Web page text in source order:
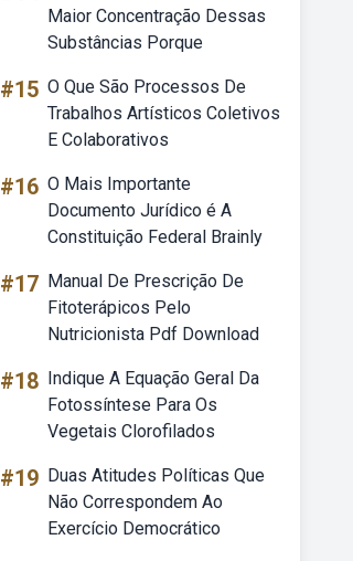
Maior Concentração Dessas
Substâncias Porque
#15 O Que São Processos De
Trabalhos Artísticos Coletivos
E Colaborativos
#16 O Mais Importante
Documento Jurídico é A
Constituição Federal Brainly
#17 Manual De Prescrição De
Fitoterápicos Pelo
Nutricionista Pdf Download
#18 Indique A Equação Geral Da
Fotossíntese Para Os
Vegetais Clorofilados
#19 Duas Atitudes Políticas Que
Não Correspondem Ao
Exercício Democrático